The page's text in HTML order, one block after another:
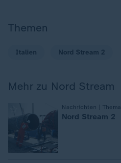
Themen
Italien Nord Stream 2
Mehr zu Nord Stream
Nachrichten | Thema
Nord Stream 2